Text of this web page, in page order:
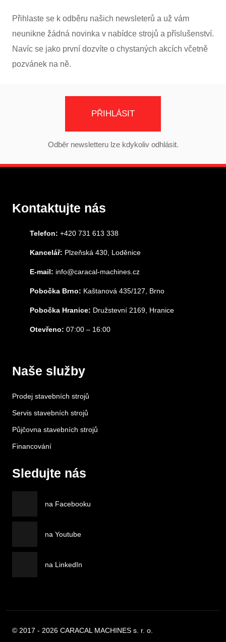
Přihlaste se k odběru našich newsleterů a už vám
neunikne žádná novinka v nabídce strojů a příslušenství.
Navíc se jako první dozvíte o chystaných akcích včetně
pozvánek na ně.
PŘIHLÁSIT
Odběr newsletteru lze kdykoliv odhlásit.
Kontaktujte nás
Telefon: +420 731 613 338
Kancelář: Plzeňská 430, Loděnice
E-mail: info@caracal-machines.cz
Pobočka Brno: Kaštanová 435/127, Brno
Pobočka Hranice: Družstevní 2169, Hranice
Otevřeno: 07:00 – 16:00
Naše služby
Prodej stavebních strojů
Servis stavebních strojů
Půjčovna stavebních strojů
Financování
Sledujte nás
na Facebooku
na Youtube
na LinkedIn
© 2017 - 2026 CARACAL MACHINES s. r. o.